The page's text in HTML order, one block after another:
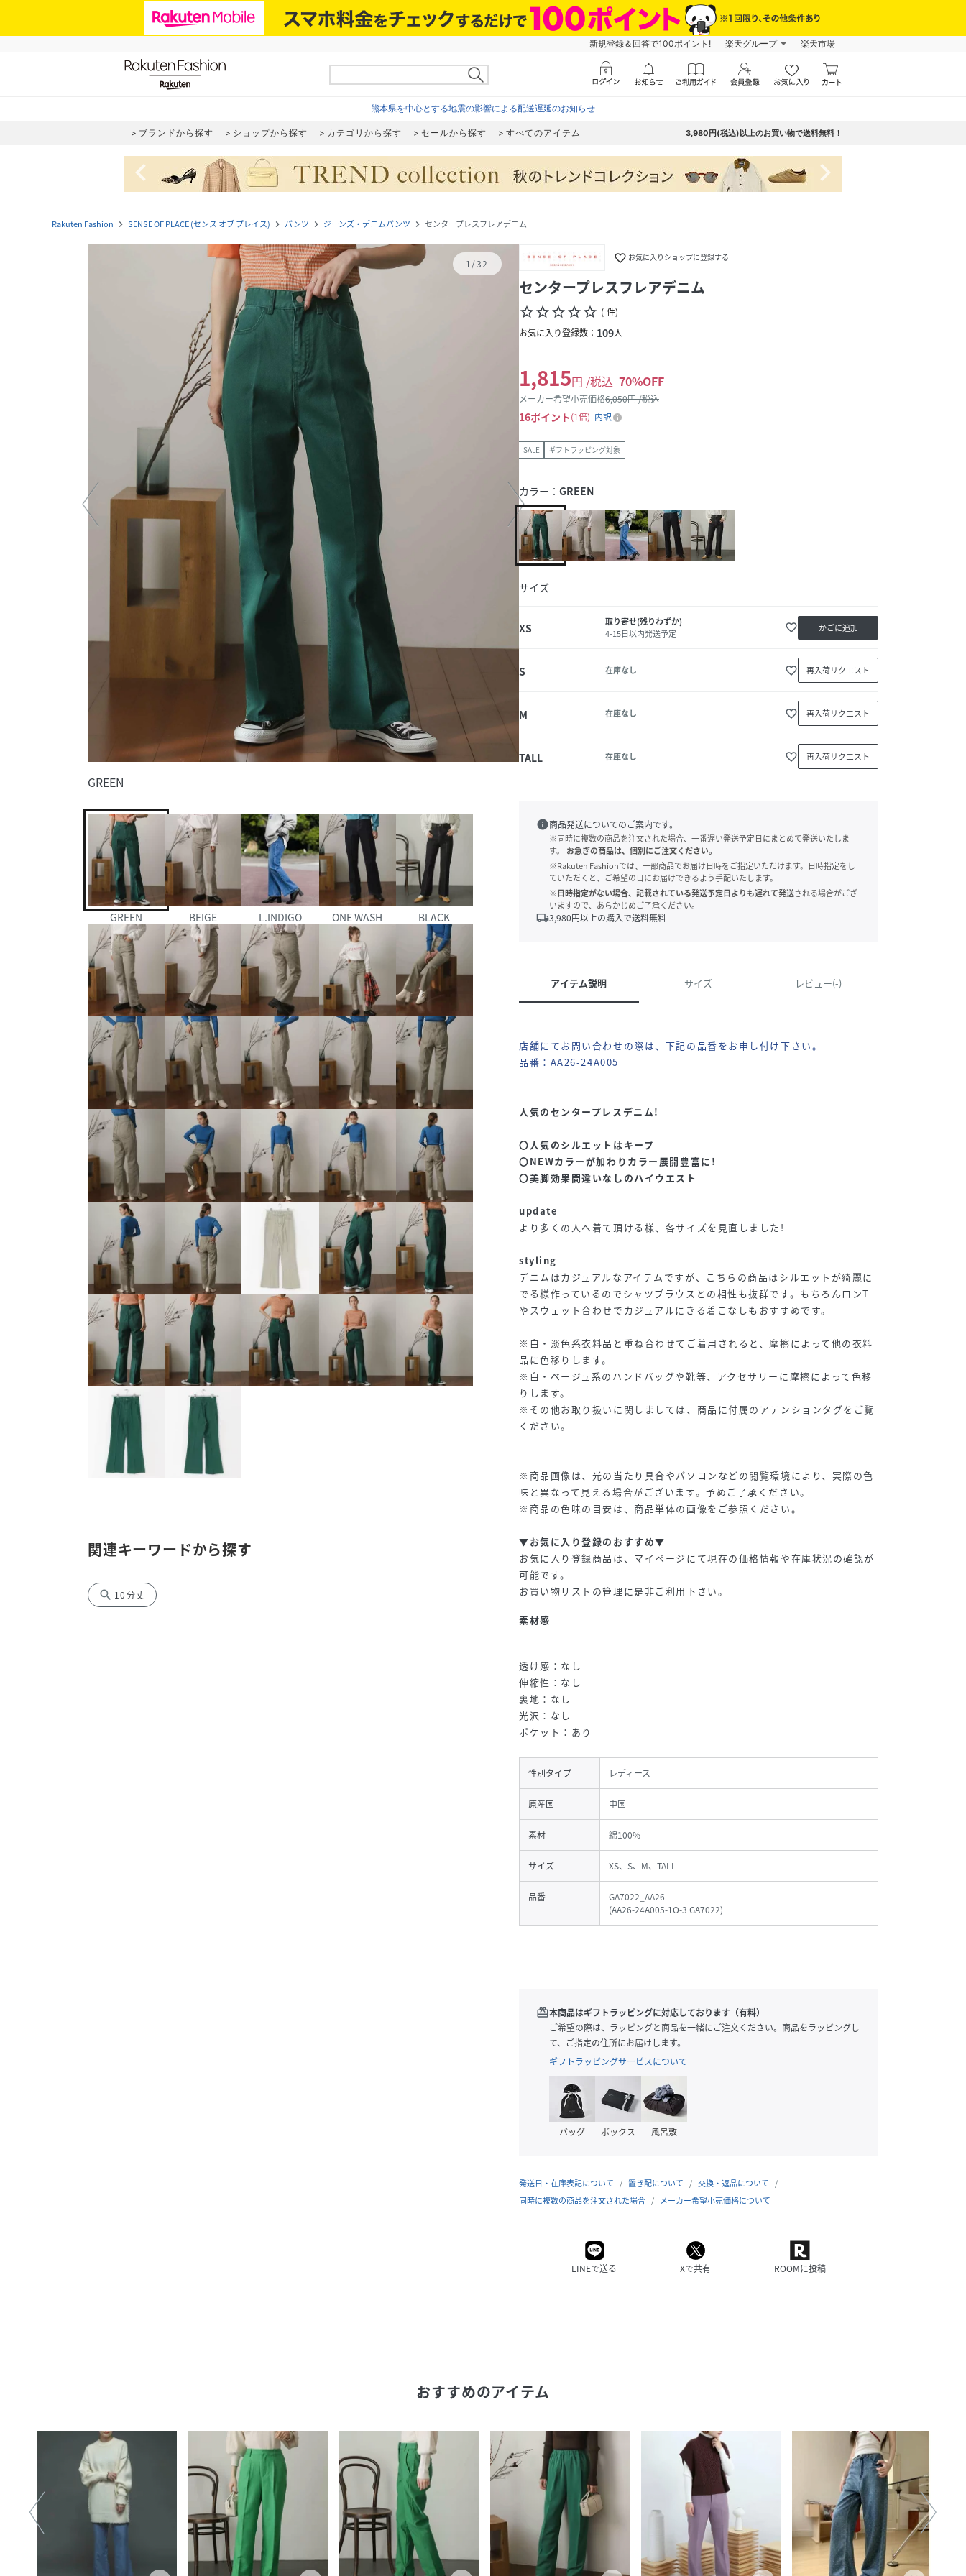
新規登録＆回答で100ポイント! 楽天グループ 楽天市場
熊本県を中心とする地震の影響による配送遅延のお知らせ
ブランドから探す ショップから探す カテゴリから探す セールから探す すべてのアイテム 3,980円(税込)以上のお買い物で送料無料！
navigate_before navigate_next
Rakuten Fashion navigate_next SENSE OF PLACE (センス オブ プレイス) navigate_next パンツ navigate_next ジーンズ・デニムパンツ navigate_next センタープレスフレアデニム
1/32
GREEN
GREEN BEIGE L.INDIGO ONE WASH BLACK
関連キーワードから探す
search 10分丈
favorite_border お気に入りショップに登録する
センタープレスフレアデニム
star_borderstar_borderstar_borderstar_borderstar_border (-件)
お気に入り登録数： 109人
1,815円 /税込 70%OFF
メーカー希望小売価格6,050円 /税込
16ポイント 1倍 内訳
SALE ギフトラッピング対象
カラー： GREEN
サイズ
XS
取り寄せ(残りわずか)
4-15日以内発送予定
favorite_border かごに追加
S 在庫なし favorite_border 再入荷リクエスト
M 在庫なし favorite_border 再入荷リクエスト
TALL 在庫なし favorite_border 再入荷リクエスト
info商品発送についてのご案内です。
※同時に複数の商品を注文された場合、一番遅い発送予定日にまとめて発送いたしま
す。
お急ぎの商品は、個別にご注文ください。
※Rakuten Fashionでは、一部商品でお届け日時をご指定いただけます。日時指定をし
ていただくと、ご希望の日にお届けできるよう手配いたします。
※日時指定がない場合、記載されている発送予定日よりも遅れて発送される場合がござ
いますので、あらかじめご了承ください。
local_shipping3,980円以上の購入で送料無料
アイテム説明 サイズ レビュー(-)
店舗にてお問い合わせの際は、下記の品番をお申し付け下さい。
品番：AA26-24A005
人気のセンタープレスデニム!
〇人気のシルエットはキープ
〇NEWカラーが加わりカラー展開豊富に!
〇美脚効果間違いなしのハイウエスト
update
より多くの人へ着て頂ける様、各サイズを見直しました!
styling
デニムはカジュアルなアイテムですが、こちらの商品はシルエットが綺麗に
でる様作っているのでシャツブラウスとの相性も抜群です。もちろんロンT
やスウェット合わせでカジュアルにきる着こなしもおすすめです。
※白・淡色系衣料品と重ね合わせてご着用されると、摩擦によって他の衣料
品に色移りします。
※白・ベージュ系のハンドバッグや靴等、アクセサリーに摩擦によって色移
りします。
※その他お取り扱いに関しましては、商品に付属のアテンションタグをご覧
ください。
※商品画像は、光の当たり具合やパソコンなどの閲覧環境により、実際の色
味と異なって見える場合がございます。予めご了承ください。
※商品の色味の目安は、商品単体の画像をご参照ください。
▼お気に入り登録のおすすめ▼
お気に入り登録商品は、マイページにて現在の価格情報や在庫状況の確認が
可能です。
お買い物リストの管理に是非ご利用下さい。
素材感
透け感：なし
伸縮性：なし
裏地：なし
光沢：なし
ポケット：あり
性別タイプ レディース
原産国 中国
素材 綿100%
サイズ XS、S、M、TALL
品番
GA7022_AA26
(AA26-24A005-1O-3 GA7022)
redeem本商品はギフトラッピングに対応しております（有料）
ご希望の際は、ラッピングと商品を一緒にご注文ください。商品をラッピングし
て、ご指定の住所にお届けします。
ギフトラッピングサービスについて
バッグ ボックス 風呂敷
発送日・在庫表記について 置き配について
交換・返品について
同時に複数の商品を注文された場合
メーカー希望小売価格について
LINEで送る Xで共有 ROOMに投稿
おすすめのアイテム